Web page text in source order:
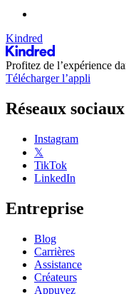
Kindred
Profitez de l’expérience
Télécharger l’appli
Réseaux sociaux
Instagram
𝕏
TikTok
LinkedIn
Entreprise
Blog
Carrières
Assistance
Créateurs
Appuyez